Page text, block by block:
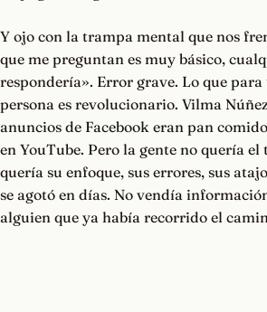
Y ojo con la trampa mental que nos
que me preguntan es muy básico,
respondería». Error grave. Lo que
persona es revolucionario. Vilma
anuncios de Facebook eran pan
en YouTube. Pero la gente no quería
quería su enfoque, sus errores, sus
se agotó en días. No vendía
alguien que ya había recorrido el